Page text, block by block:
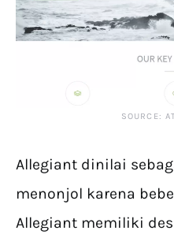
SOURCE:
Allegiant dinilai
menonjol karena
Allegiant memiliki